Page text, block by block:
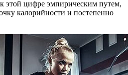
этой цифре эм­пи­ри­чес­ким пу­тем,
калорийности и постепенно